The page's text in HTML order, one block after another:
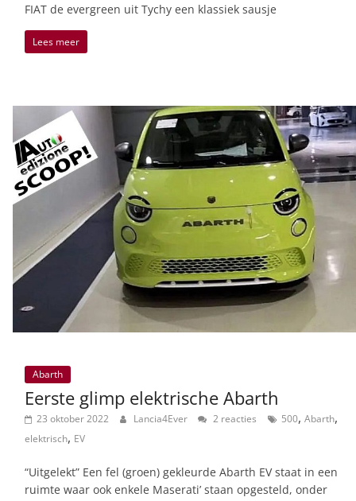
FIAT de evergreen uit Tychy een klassiek sausje
Lees meer
Abarth
Eerste glimp elektrische Abarth
23 oktober 2022 Lancia4Ever 2 reacties 500, Abarth,
elektrisch, EV
“Uitgelekt” Een fel (groen) gekleurde Abarth EV staat in een
ruimte waar ook enkele Maserati’ staan opgesteld, onder